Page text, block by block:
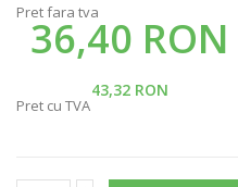
Pret fara tva
36,40 RON
43,32 RON
Pret cu TVA